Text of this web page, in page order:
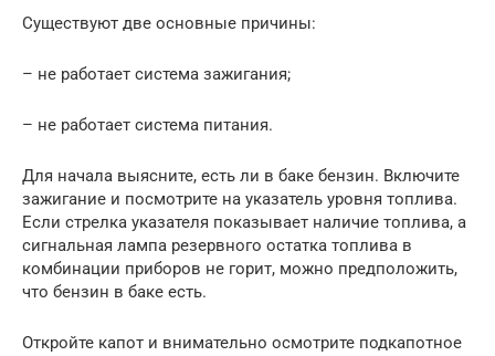
Существуют две основные причины:
– не работает система зажигания;
– не работает система питания.
Для начала выясните, есть ли в баке бензин. Включите
зажигание и посмотрите на указатель уровня топлива.
Если стрелка указателя показывает наличие топлива, а
сигнальная лампа резервного остатка топлива в
комбинации приборов не горит, можно предположить,
что бензин в баке есть.
Откройте капот и внимательно осмотрите подкапотное